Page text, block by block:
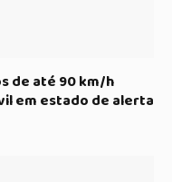
de até 90 km/h
em estado de alerta